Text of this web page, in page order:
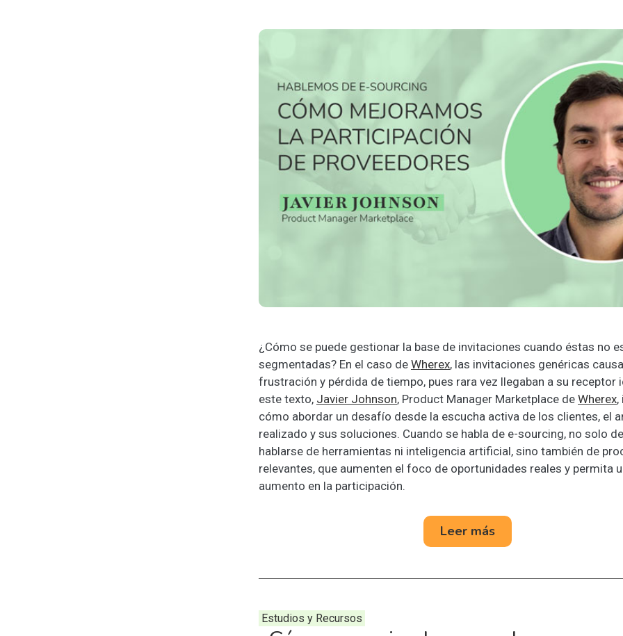
¿Cómo se puede gestionar la base de invitaciones cuando éstas no
segmentadas? En el caso de Wherex, las invitaciones genéricas
frustración y pérdida de tiempo, pues rara vez llegaban a su receptor
este texto, Javier Johnson, Product Manager Marketplace de Wherex,
cómo abordar un desafío desde la escucha activa de los clientes, el
realizado y sus soluciones. Cuando se habla de e-sourcing, no solo
hablarse de herramientas ni inteligencia artificial, sino también de
relevantes, que aumenten el foco de oportunidades reales y permita
aumento en la participación.
Leer más
Estudios y Recursos